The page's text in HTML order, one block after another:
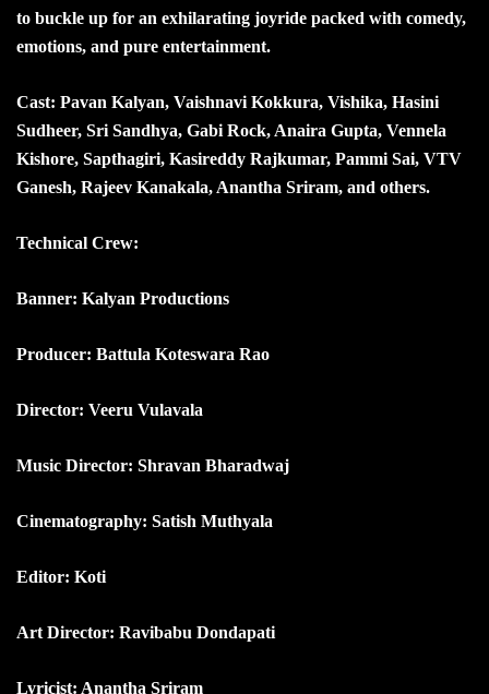
to buckle up for an exhilarating joyride packed with comedy,
emotions, and pure entertainment.
Cast: Pavan Kalyan, Vaishnavi Kokkura, Vishika, Hasini
Sudheer, Sri Sandhya, Gabi Rock, Anaira Gupta, Vennela
Kishore, Sapthagiri, Kasireddy Rajkumar, Pammi Sai, VTV
Ganesh, Rajeev Kanakala, Anantha Sriram, and others.
Technical Crew:
Banner: Kalyan Productions
Producer: Battula Koteswara Rao
Director: Veeru Vulavala
Music Director: Shravan Bharadwaj
Cinematography: Satish Muthyala
Editor: Koti
Art Director: Ravibabu Dondapati
Lyricist: Anantha Sriram